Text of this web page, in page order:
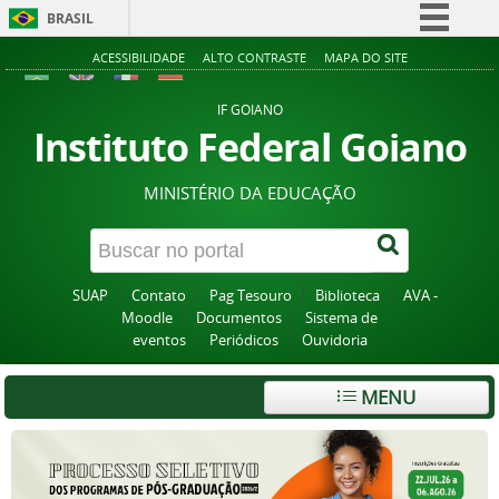
BRASIL
Simplifique!
Acesso à informação
Legislação
Canais
ACESSIBILIDADE ALTO CONTRASTE MAPA DO SITE
IF GOIANO
Instituto Federal Goiano
MINISTÉRIO DA EDUCAÇÃO
SUAP Contato Pag Tesouro Biblioteca
AVA -
Moodle
Documentos
Sistema de
eventos
Periódicos Ouvidoria
MENU